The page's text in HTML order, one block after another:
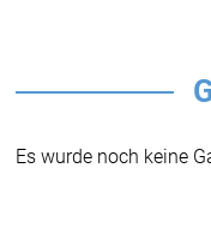
Es wurde noch keine